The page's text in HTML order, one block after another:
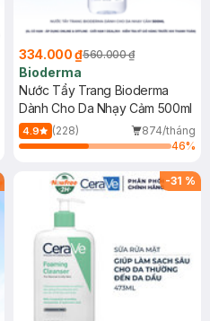
334.000 ₫560.000 ₫
Bioderma
Nước Tẩy Trang Bioderma
Dành Cho Da Nhạy Cảm 500ml
4.9 (228)
874/tháng
46%
-31 %